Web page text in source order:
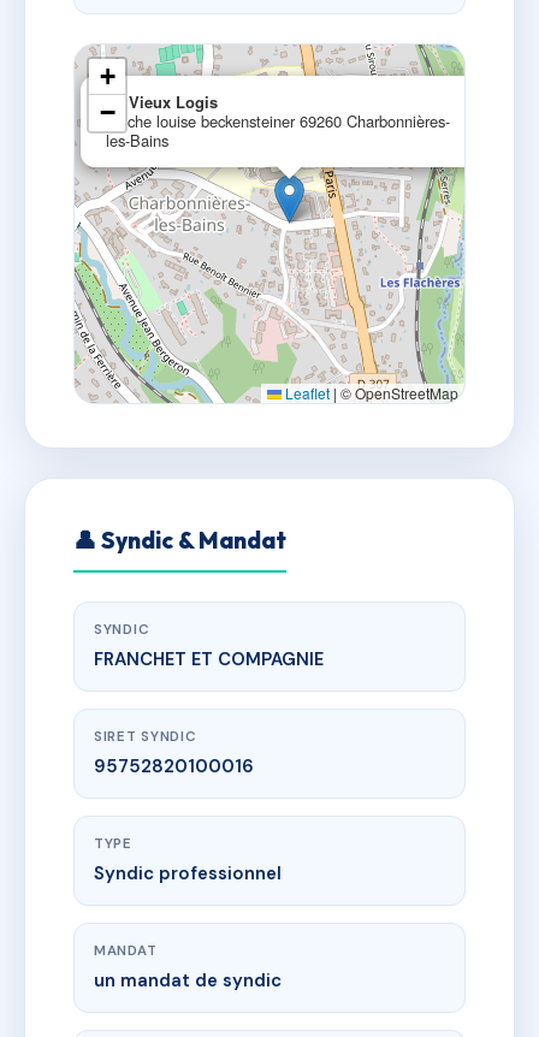
Le Vieux Logis
35 che louise beckensteiner 69260 Charbonnières-
les-Bains
+
−
Leaflet | © OpenStreetMap
👤 Syndic & Mandat
SYNDIC
FRANCHET ET COMPAGNIE
SIRET SYNDIC
95752820100016
TYPE
Syndic professionnel
MANDAT
un mandat de syndic